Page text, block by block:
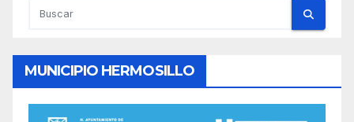
MUNICIPIO HERMOSILLO